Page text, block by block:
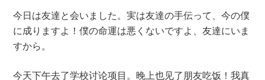
今日は友達と会いました。実は友達の手伝って、今の僕
に成りますよ！僕の命運は悪くないですよ、友達にいま
すから。
今天下午去了学校讨论项目。晚上也见了朋友吃饭！我真